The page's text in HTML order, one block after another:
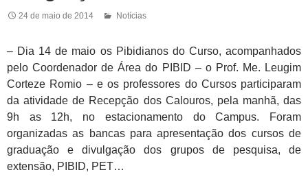
24 de maio de 2014 Notícias
– Dia 14 de maio os Pibidianos do Curso, acompanhados
pelo Coordenador de Área do PIBID – o Prof. Me. Leugim
Corteze Romio – e os professores do Cursos participaram
da atividade de Recepção dos Calouros, pela manhã, das
9h as 12h, no estacionamento do Campus. Foram
organizadas as bancas para apresentação dos cursos de
graduação e divulgação dos grupos de pesquisa, de
extensão, PIBID, PET…